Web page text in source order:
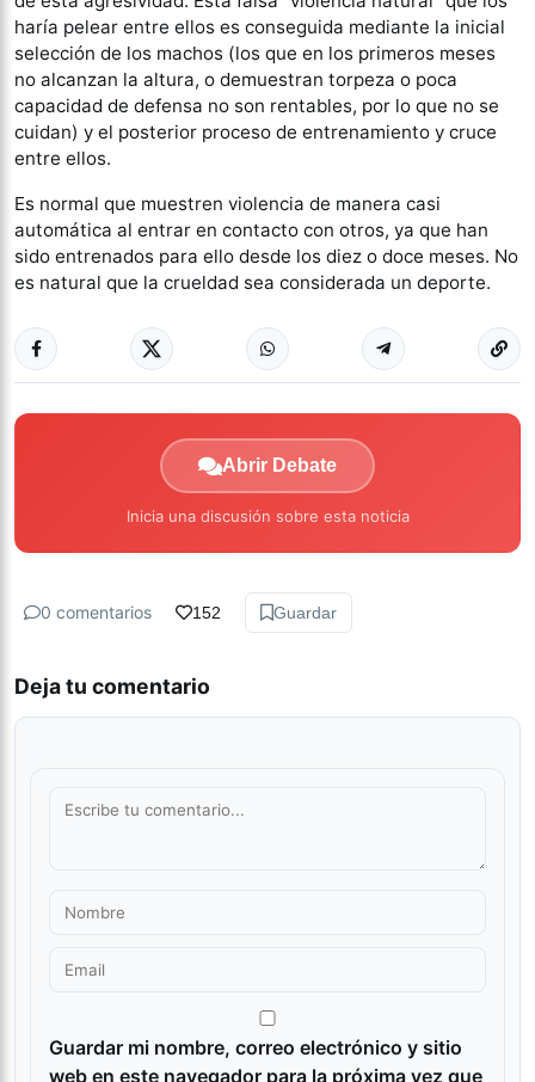
haría pelear entre ellos es conseguida mediante la inicial
selección de los machos (los que en los primeros meses
no alcanzan la altura, o demuestran torpeza o poca
capacidad de defensa no son rentables, por lo que no se
cuidan) y el posterior proceso de entrenamiento y cruce
entre ellos.
Es normal que muestren violencia de manera casi
automática al entrar en contacto con otros, ya que han
sido entrenados para ello desde los diez o doce meses. No
es natural que la crueldad sea considerada un deporte.
Abrir Debate
Inicia una discusión sobre esta noticia
0 comentarios 152 Guardar
Deja tu comentario
Guardar mi nombre, correo electrónico y sitio
web en este navegador para la próxima vez que